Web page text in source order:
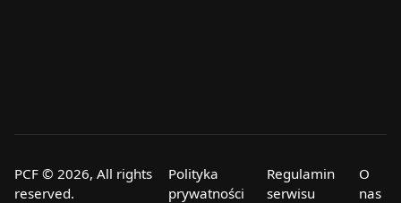
PCF © 2026, All rights
reserved.
Polityka
prywatności
Regulamin
serwisu
O
nas